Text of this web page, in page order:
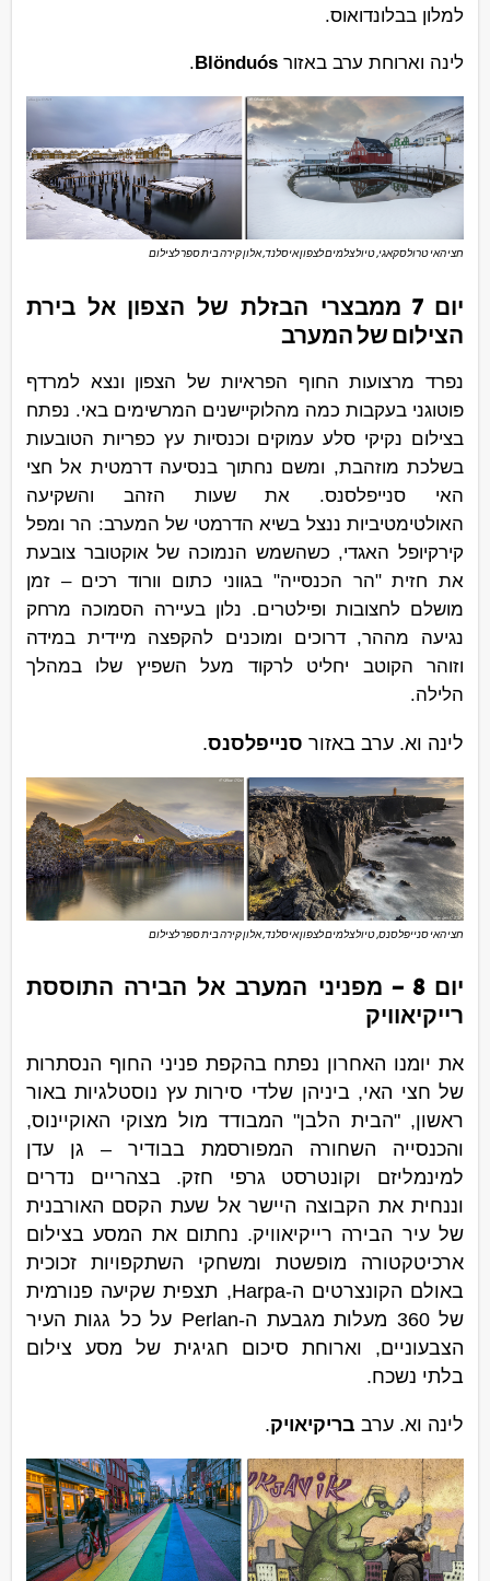
למלון בבלונדואוס.
לינה וארוחת ערב באזור Blönduós
.
חצי האי טרולסקאגי, טיול צלמים לצפון איסלנד, אלון קירה בית ספר לצילום
יום 7 ממבצרי הבזלת של הצפון אל בירת
הצילום של המערב
נפרד מרצועות החוף הפראיות של הצפון ונצא למרדף
פוטוגני בעקבות כמה מהלוקיישנים המרשימים באי. נפתח
בצילום נקיקי סלע עמוקים וכנסיות עץ כפריות הטובעות
בשלכת מוזהבת, ומשם נחתוך בנסיעה דרמטית אל חצי
האי סנייפלסנס. את שעות הזהב והשקיעה
האולטימטיביות ננצל בשיא הדרמטי של המערב: הר ומפל
קירקיופל האגדי, כשהשמש הנמוכה של אוקטובר צובעת
את חזית "הר הכנסייה" בגווני כתום וורוד רכים – זמן
מושלם לחצובות ופילטרים. נלון בעיירה הסמוכה מרחק
נגיעה מההר, דרוכים ומוכנים להקפצה מיידית במידה
וזוהר הקוטב יחליט לרקוד מעל השפיץ שלו במהלך
הלילה.
לינה וא. ערב באזור סנייפלסנס.
חצי האי סנייפלסנס, טיול צלמים לצפון איסלנד, אלון קירה בית ספר לצילום
יום 8 –
מפניני המערב אל הבירה התוססת
רייקיאוויק
את יומנו האחרון נפתח בהקפת פניני החוף הנסתרות
של חצי האי, ביניהן שלדי סירות עץ נוסטלגיות באור
ראשון, "הבית הלבן" המבודד מול מצוקי האוקיינוס,
והכנסייה השחורה המפורסמת בבודיר – גן עדן
למינמליזם וקונטרסט גרפי חזק. בצהריים נדרים
וננחית את הקבוצה היישר אל שעת הקסם האורבנית
של עיר הבירה רייקיאוויק. נחתום את המסע בצילום
ארכיטקטורה מופשטת ומשחקי השתקפויות זכוכית
באולם הקונצרטים ה-Harpa, תצפית שקיעה פנורמית
של 360 מעלות מגבעת ה-Perlan על כל גגות העיר
הצבעוניים, וארוחת סיכום חגיגית של מסע צילום
בלתי נשכח.
לינה וא. ערב בריקיאויק.